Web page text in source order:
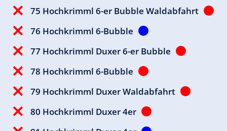
75 Hochkrimml 6-er Bubble Waldabfahrt
76 Hochkrimml 6-Bubble
77 Hochkrimml Duxer 6-er Bubble
78 Hochkrimml 6-Bubble
79 Hochkrimml Duxer Waldabfahrt
80 Hochkrimml Duxer 4er